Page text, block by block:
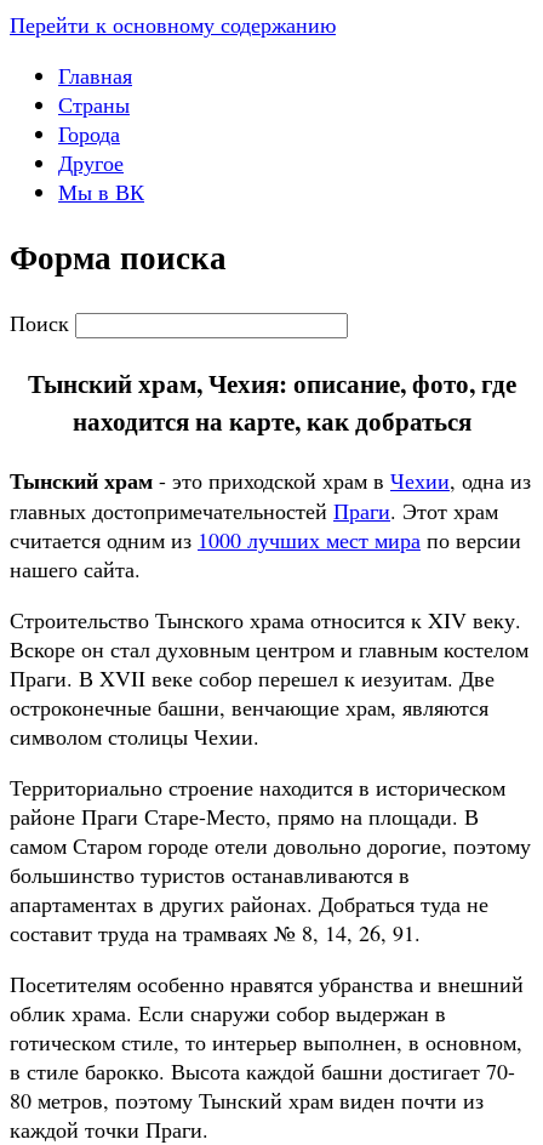
Перейти к основному содержанию
Главная
Страны
Города
Другое
Мы в ВК
Форма поиска
Поиск
Тынский храм, Чехия: описание, фото, где
находится на карте, как добраться
Тынский храм - это приходской храм в Чехии, одна из
главных достопримечательностей Праги. Этот храм
считается одним из 1000 лучших мест мира по версии
нашего сайта.
Строительство Тынского храма относится к XIV веку.
Вскоре он стал духовным центром и главным костелом
Праги. В XVII веке собор перешел к иезуитам. Две
остроконечные башни, венчающие храм, являются
символом столицы Чехии.
Территориально строение находится в историческом
районе Праги Старе-Место, прямо на площади. В
самом Старом городе отели довольно дорогие, поэтому
большинство туристов останавливаются в
апартаментах в других районах. Добраться туда не
составит труда на трамваях № 8, 14, 26, 91.
Посетителям особенно нравятся убранства и внешний
облик храма. Если снаружи собор выдержан в
готическом стиле, то интерьер выполнен, в основном,
в стиле барокко. Высота каждой башни достигает 70-
80 метров, поэтому Тынский храм виден почти из
каждой точки Праги.